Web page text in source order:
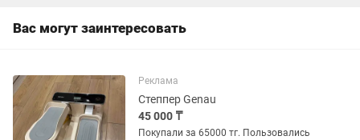
Вас могут заинтересовать
Реклама
Степпер Genau
45 000 ₸
Покупали за 65000 тг. Пользовались